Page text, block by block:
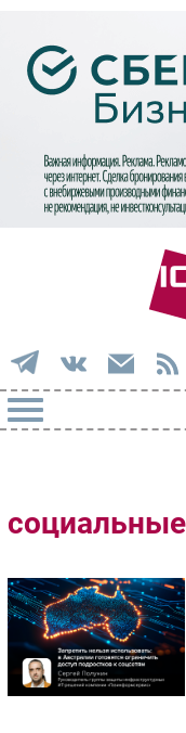
Интернет
Мобильная связь
Фиксированная
Интеграция
Рынок ПК